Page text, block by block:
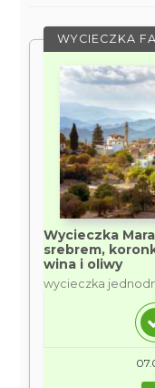
WYCIECZKA
Wycieczka
srebrem,
wina i oliwy
wycieczka